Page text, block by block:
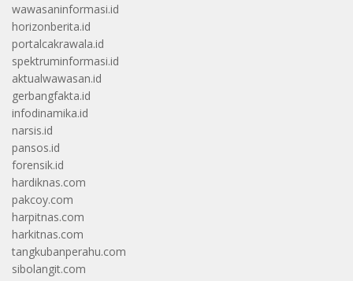
wawasaninformasi.id
horizonberita.id
portalcakrawala.id
spektruminformasi.id
aktualwawasan.id
gerbangfakta.id
infodinamika.id
narsis.id
pansos.id
forensik.id
hardiknas.com
pakcoy.com
harpitnas.com
harkitnas.com
tangkubanperahu.com
sibolangit.com